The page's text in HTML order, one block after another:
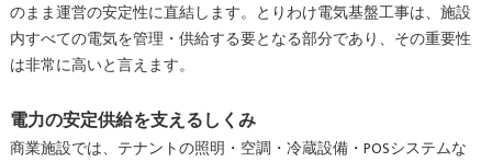
のまま運営の安定性に直結します。とりわけ電気基盤工事は、施設
内すべての電気を管理・供給する要となる部分であり、その重要性
は非常に高いと言えます。
電力の安定供給を支えるしくみ
商業施設では、テナントの照明・空調・冷蔵設備・POSシステムな